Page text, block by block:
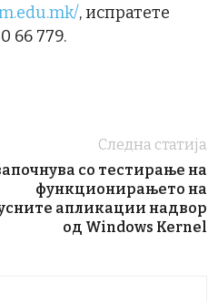
, испратете
66 779.
Следна статија
со тестирање на
функционирањето на
апликации надвор
од Windows Kernel